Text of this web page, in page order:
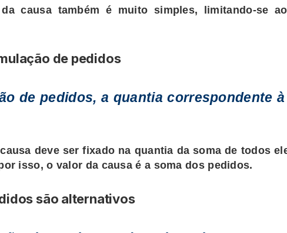
causa também é muito simples, limitando-se
de pedidos
de pedidos, a quantia correspondente
deve ser fixado na quantia da soma de todos
isso, o valor da causa é a soma dos pedidos.
são alternativos